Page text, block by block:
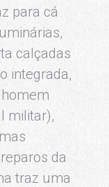
para cá
calçadas
integrada,
militar),
da
traz uma